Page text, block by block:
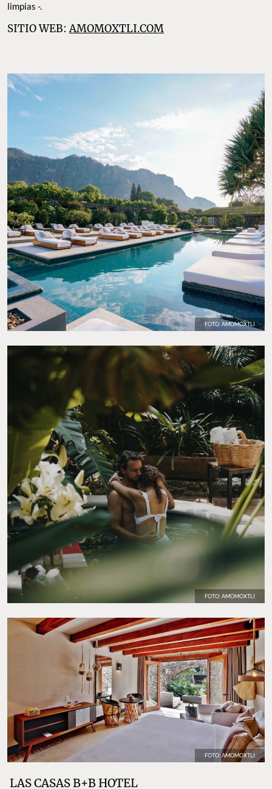
limpias -.
SITIO WEB:AMOMOXTLI.COM
FOTO: AMOMOXTLI
FOTO: AMOMOXTLI
FOTO: AMOMOXTLI
LAS CASAS B+B HOTEL